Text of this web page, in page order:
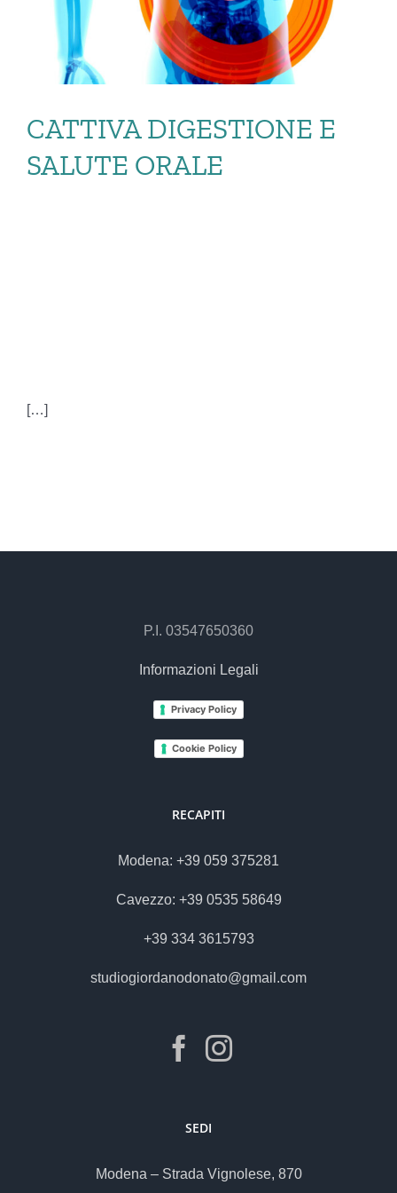
CATTIVA DIGESTIONE E
SALUTE ORALE
[…]
P.I. 03547650360
Informazioni Legali
Privacy Policy
Cookie Policy
RECAPITI
Modena: +39 059 375281
Cavezzo: +39 0535 58649
+39 334 3615793
studiogiordanodonato@gmail.com
SEDI
Modena – Strada Vignolese, 870